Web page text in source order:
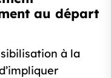
au départ
à la